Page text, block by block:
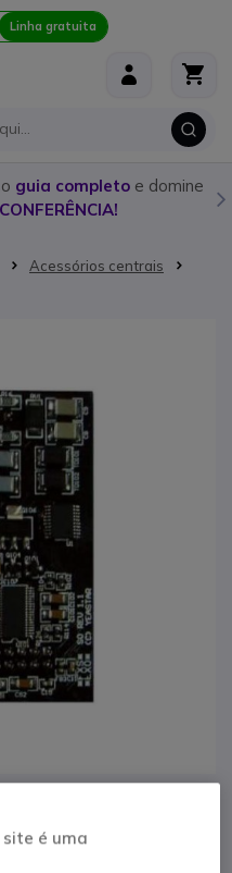
Linha gratuita
guia completoe domine
Acessórios centrais
SO
é uma